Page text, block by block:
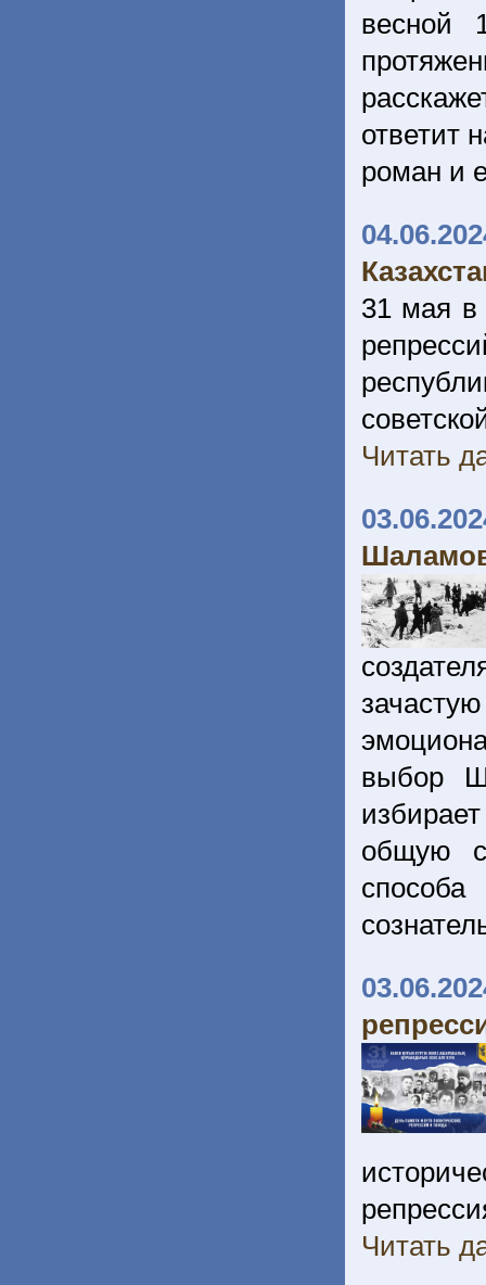
весной
ответит
роман и
31 мая в
Читать
выбор
общую
Читать